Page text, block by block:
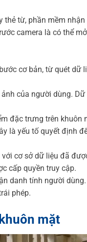
thẻ từ, phần mềm
camera là có thể
cơ bản, từ quét dữ
của người dùng.
đặc trưng trên khuôn
là yếu tố quyết định
cơ sở dữ liệu đã
cấp quyền truy cập.
danh tính người
phép.
mặt